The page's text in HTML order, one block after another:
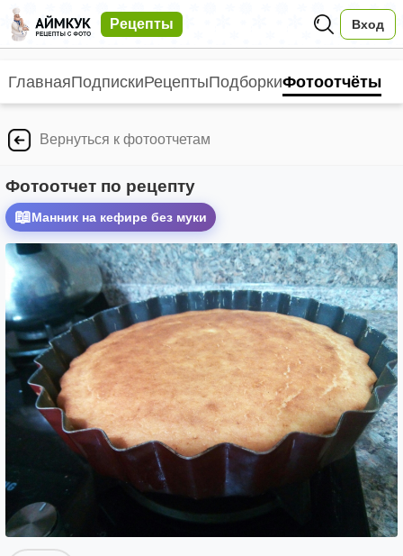
Рецепты Вход
ГлавнаяПодпискиРецептыПодборкиФотоотчёты
Вернуться к фотоотчетам
Фотоотчет по рецепту
📖Манник на кефире без муки